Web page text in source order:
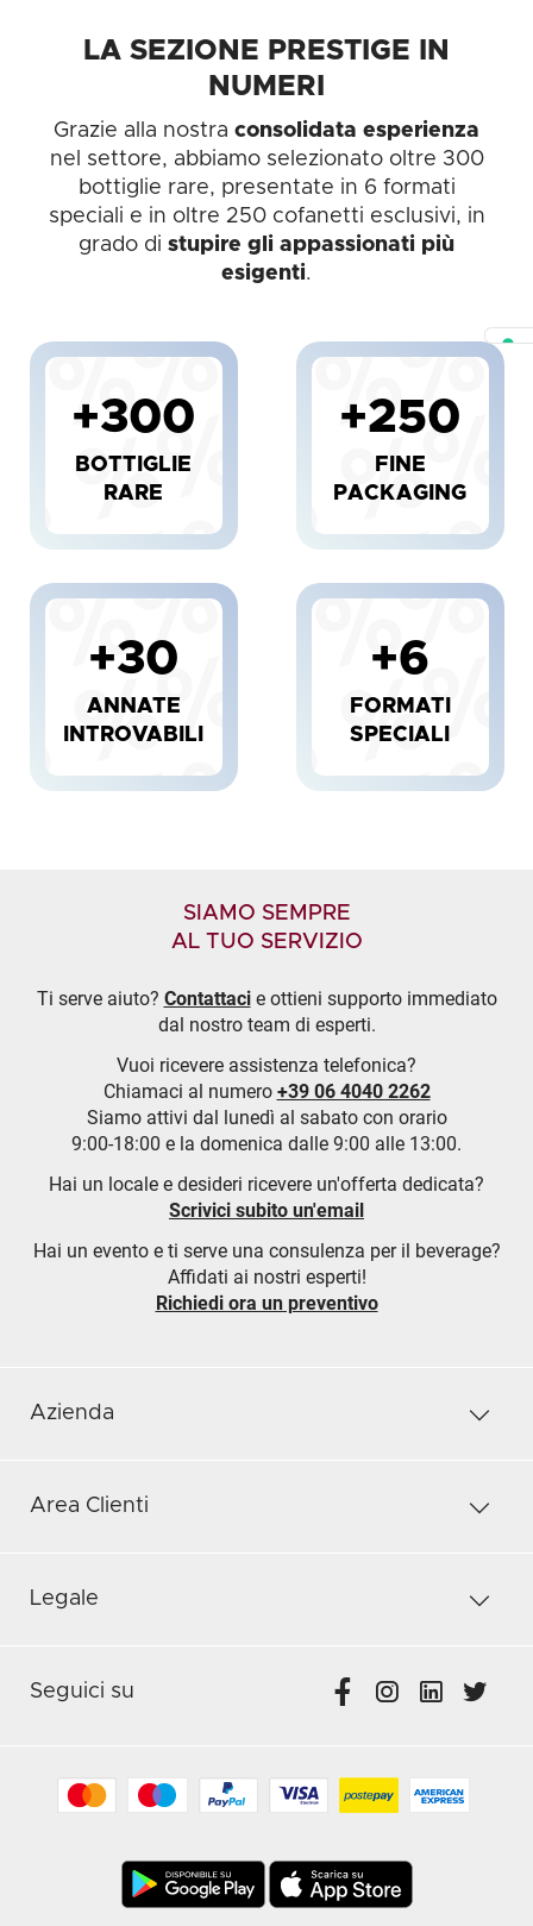
+300
BOTTIGLIE
RARE
+250
FINE
PACKAGING
+30
ANNATE
INTROVABILI
+6
FORMATI
SPECIALI
LA SEZIONE PRESTIGE IN
NUMERI
Grazie alla nostra consolidata esperienza
nel settore, abbiamo selezionato oltre 300
bottiglie rare, presentate in 6 formati
speciali e in oltre 250 cofanetti esclusivi, in
grado di stupire gli appassionati più
esigenti.
SIAMO SEMPRE
AL TUO SERVIZIO
Ti serve aiuto? Contattacie ottieni supporto immediato
dal nostro team di esperti.
Vuoi ricevere assistenza telefonica?
Chiamaci al numero +39 06 4040 2262
Siamo attivi dal lunedì al sabato con orario
9:00-18:00 e la domenica dalle 9:00 alle 13:00.
Hai un locale e desideri ricevere un'offerta dedicata?
Scrivici subito un'email
Hai un evento e ti serve una consulenza per il beverage?
Affidati ai nostri esperti!
Richiedi ora un preventivo
Azienda
Area Clienti
Legale
Seguici su